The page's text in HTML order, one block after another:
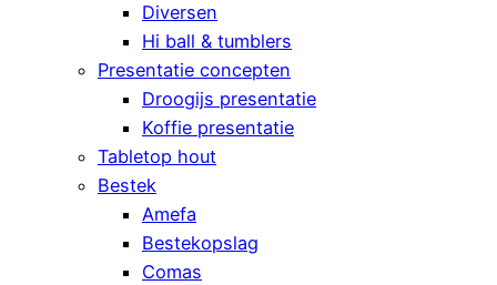
Diversen
Hi ball & tumblers
Presentatie concepten
Droogijs presentatie
Koffie presentatie
Tabletop hout
Bestek
Amefa
Bestekopslag
Comas